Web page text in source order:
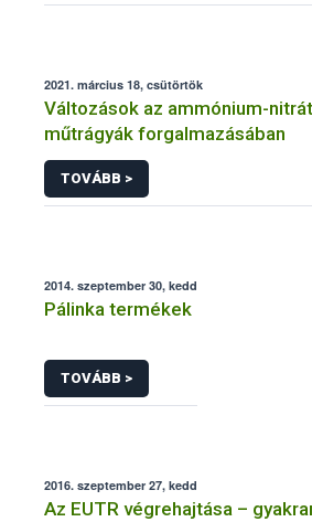
2021. március 18, csütörtök
Változások az ammónium-
műtrágyák forgalmazásában
TOVÁBB >
2014. szeptember 30, kedd
Pálinka termékek
TOVÁBB >
2016. szeptember 27, kedd
Az EUTR végrehajtása –